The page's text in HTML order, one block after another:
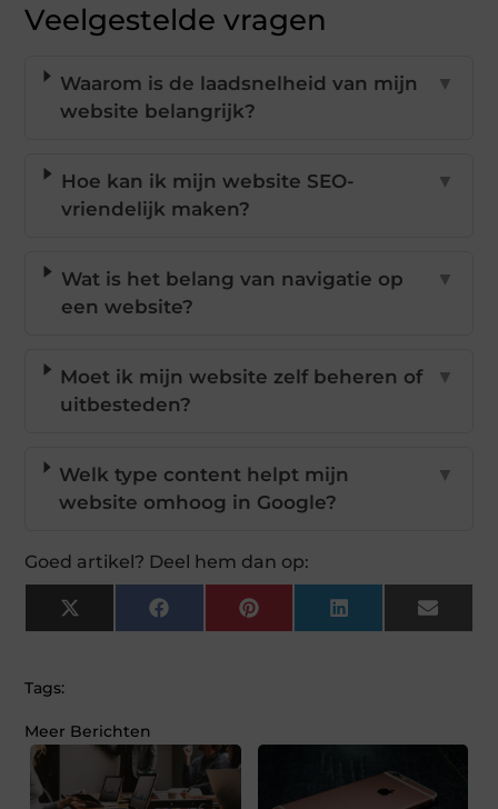
Veelgestelde vragen
Waarom is de laadsnelheid van mijn
website belangrijk?
▼
Hoe kan ik mijn website SEO-
vriendelijk maken?
▼
Wat is het belang van navigatie op
een website?
▼
Moet ik mijn website zelf beheren of
uitbesteden?
▼
Welk type content helpt mijn
website omhoog in Google?
▼
Goed artikel? Deel hem dan op:
X
(Twitter)
FacebookPinterestLinkedInEmail
Tags:
Meer Berichten